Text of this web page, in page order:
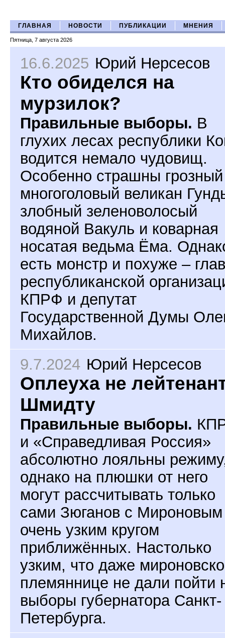
ГЛАВНАЯ НОВОСТИ ПУБЛИКАЦИИ МНЕНИЯ
Пятница, 7 августа 2026
16.6.2025 Юрий Нерсесов
Кто обиделся на
мурзилок?
Правильные выборы. В
глухих лесах республики
водится немало чудовищ.
Особенно страшны грозный
многоголовый великан
злобный зеленоволосый
водяной Вакуль и коварная
носатая ведьма Ёма.
есть монстр и похуже –
республиканской
КПРФ и депутат
Государственной Думы
Михайлов.
9.7.2024 Юрий Нерсесов
Оплеуха не
Шмидту
Правильные выборы.
и «Справедливая Россия»
абсолютно лояльны
однако на плюшки от него
могут рассчитывать только
сами Зюганов с
очень узким кругом
приближённых. Настолько
узким, что даже
племяннице не дали пойти
выборы губернатора Санкт-
Петербурга.